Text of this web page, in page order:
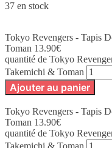
37 en stock
Tokyo Revengers - Tapis
Toman 13.90€
quantité de Tokyo
Takemichi & Toman
Ajouter au panier
Tokyo Revengers - Tapis
Toman 13.90€
quantité de Tokyo
Takemichi & Toman